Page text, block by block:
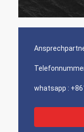
whatsapp :